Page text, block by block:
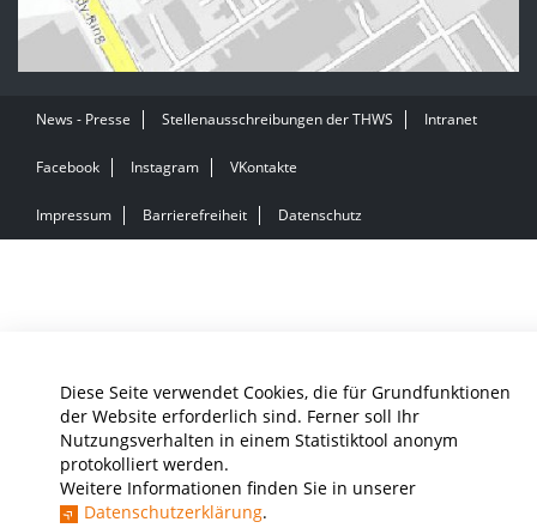
Diese Seite verwendet Cookies, die für Grundfunktionen
der Website erforderlich sind. Ferner soll Ihr
Nutzungsverhalten in einem Statistiktool anonym
protokolliert werden.
Weitere Informationen finden Sie in unserer
Datenschutzerklärung.
News - Presse Stellenausschreibungen der THWS Intranet
Facebook Instagram VKontakte
Impressum Barrierefreiheit Datenschutz